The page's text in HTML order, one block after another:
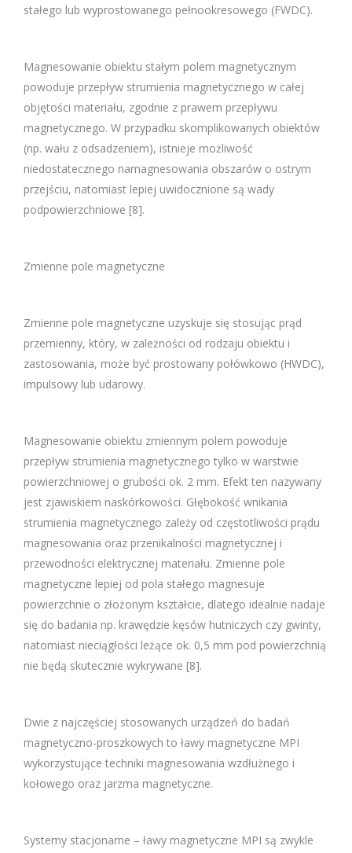
stałego lub wyprostowanego pełnookresowego (FWDC).
Magnesowanie obiektu stałym polem magnetycznym
powoduje przepływ strumienia magnetycznego w całej
objętości materiału, zgodnie z prawem przepływu
magnetycznego. W przypadku skomplikowanych obiektów
(np. wału z odsadzeniem), istnieje możliwość
niedostatecznego namagnesowania obszarów o ostrym
przejściu, natomiast lepiej uwidocznione są wady
podpowierzchniowe [8].
Zmienne pole magnetyczne
Zmienne pole magnetyczne uzyskuje się stosując prąd
przemienny, który, w zależności od rodzaju obiektu i
zastosowania, może być prostowany połówkowo (HWDC),
impulsowy lub udarowy.
Magnesowanie obiektu zmiennym polem powoduje
przepływ strumienia magnetycznego tylko w warstwie
powierzchniowej o grubości ok. 2 mm. Efekt ten nazywany
jest zjawiskiem naskórkowości. Głębokość wnikania
strumienia magnetycznego zależy od częstotliwości prądu
magnesowania oraz przenikalności magnetycznej i
przewodności elektrycznej materiału. Zmienne pole
magnetyczne lepiej od pola stałego magnesuje
powierzchnie o złożonym kształcie, dlatego idealnie nadaje
się do badania np. krawędzie kęsów hutniczych czy gwinty,
natomiast nieciągłości leżące ok. 0,5 mm pod powierzchnią
nie będą skutecznie wykrywane [8].
Dwie z najczęściej stosowanych urządzeń do badań
magnetyczno-proszkowych to ławy magnetyczne MPI
wykorzystujące techniki magnesowania wzdłużnego i
kołowego oraz jarzma magnetyczne.
Systemy stacjonarne – ławy magnetyczne MPI są zwykle